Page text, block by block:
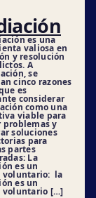
es una
valiosa en
y resolución
A
se
cinco razones
es
considerar
como una
viable para
problemas y
soluciones
para
partes
La
es un
voluntario: la
es un
voluntario […]